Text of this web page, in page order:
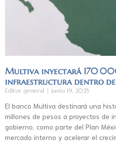
Multiva inyectará 170
infraestructura dentro
Editor general junio 19, 2025
El banco Multiva destinará una
millones de pesos a proyectos de
gobierno, como parte del Plan
mercado interno y acelerar el